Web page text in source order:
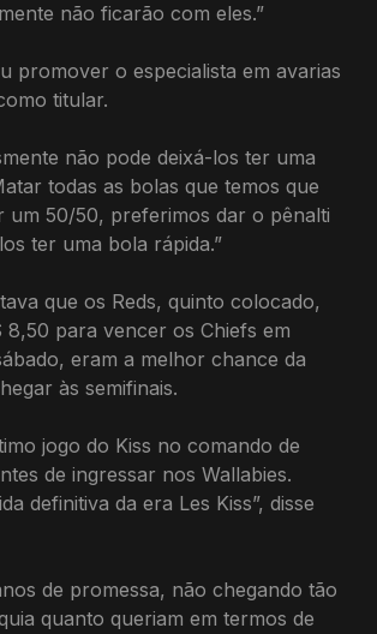
não ficarão com eles.”
promover o especialista em avarias
titular.
não pode deixá-los ter uma
todas as bolas que temos que
um 50/50, preferimos dar o pênalti
ter uma bola rápida.”
que os Reds, quinto colocado,
8,50 para vencer os Chiefs em
eram a melhor chance da
às semifinais.
jogo do Kiss no comando de
de ingressar nos Wallabies.
definitiva da era Les Kiss”, disse
de promessa, não chegando tão
quanto queriam em termos de